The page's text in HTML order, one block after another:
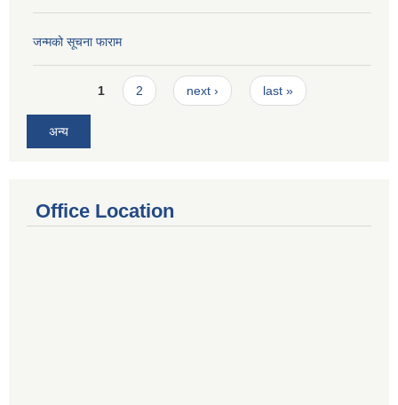
जन्मको सूचना फाराम
Pages1 2 next › last »
अन्य
Office Location